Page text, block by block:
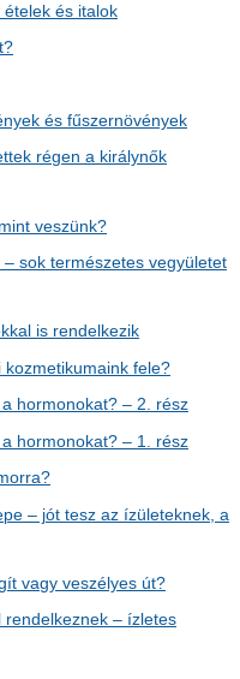
és italok
és fűszernövények
régen a királynők
veszünk?
sok természetes vegyületet
is rendelkezik
fele?
hormonokat? – 2. rész
hormonokat? – 1. rész
– jót tesz az ízületeknek, a
vagy veszélyes út?
rendelkeznek – ízletes